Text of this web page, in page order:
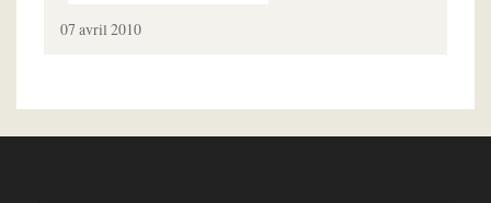
07 avril 2010